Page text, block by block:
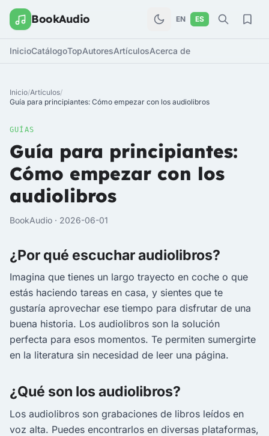
BookAudio EN ES
InicioCatálogoTopAutoresArtículosAcerca de
Inicio/Artículos/
Guía para principiantes: Cómo empezar con los audiolibros
GUÍAS
Guía para principiantes:
Cómo empezar con los
audiolibros
BookAudio · 2026-06-01
¿Por qué escuchar audiolibros?
Imagina que tienes un largo trayecto en coche o que
estás haciendo tareas en casa, y sientes que te
gustaría aprovechar ese tiempo para disfrutar de una
buena historia. Los audiolibros son la solución
perfecta para esos momentos. Te permiten sumergirte
en la literatura sin necesidad de leer una página.
¿Qué son los audiolibros?
Los audiolibros son grabaciones de libros leídos en
voz alta. Puedes encontrarlos en diversas plataformas,